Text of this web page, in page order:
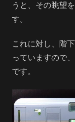
うと、その眺望
す。
これに対し、階
っていますので
です。